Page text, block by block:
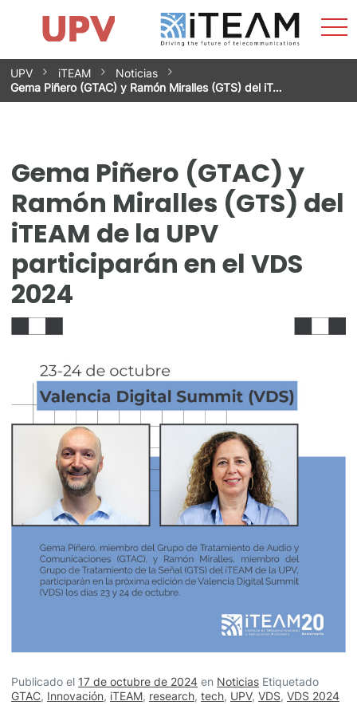
Saltar
contenido
Impacto
Grupos de investigación
Instalaciones
Spin-offs
Contacto
Prácticas
Noticias
Unidad de Igualdad
UPV iTEAM
Noticias
Gema Piñero (GTAC) y Ramón Miralles (GTS) del iT…
Gema Piñero (GTAC) y
Ramón Miralles (GTS) del
iTEAM de la UPV
participarán en el VDS
2024
Publicado el 17 de octubre de 2024 en Noticias Etiquetado
GTAC, Innovación, iTEAM, research, tech, UPV, VDS, VDS 2024